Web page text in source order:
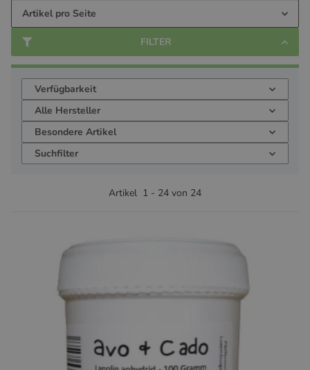
FILTER
Artikel pro Seite
Verfügbarkeit
Alle Hersteller
Besondere Artikel
Suchfilter
Artikel 1 - 24 von 24